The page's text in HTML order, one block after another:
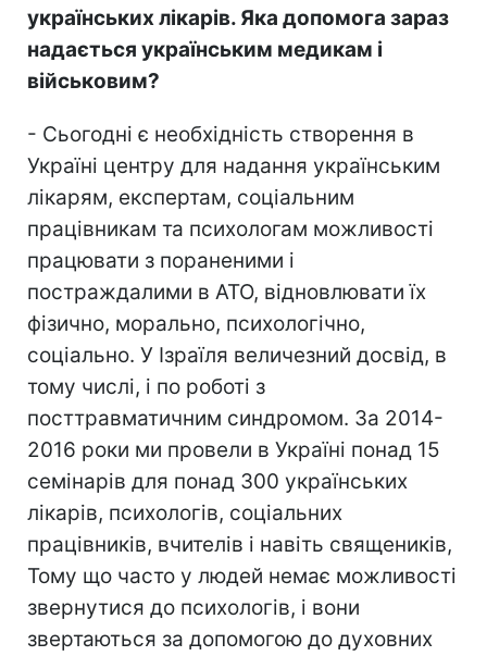
українських лікарів. Яка допомога зараз
надається українським медикам і
військовим?
- Сьогодні є необхідність створення в
Україні центру для надання українським
лікарям, експертам, соціальним
працівникам та психологам можливості
працювати з пораненими і
постраждалими в АТО, відновлювати їх
фізично, морально, психологічно,
соціально. У Ізраїля величезний досвід, в
тому числі, і по роботі з
посттравматичним синдромом. За 2014-
2016 роки ми провели в Україні понад 15
семінарів для понад 300 українських
лікарів, психологів, соціальних
працівників, вчителів і навіть священиків,
Тому що часто у людей немає можливості
звернутися до психологів, і вони
звертаються за допомогою до духовних